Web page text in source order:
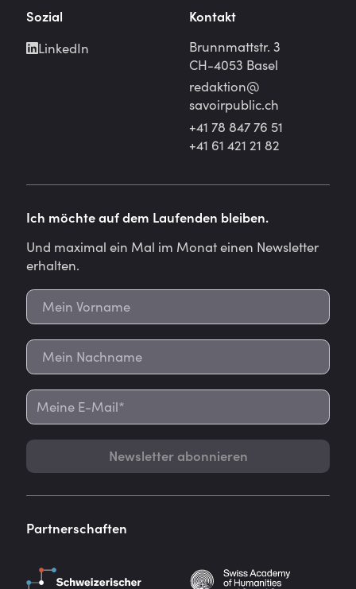
Sozial
LinkedIn
Kontakt
Brunnmattstr. 3
CH-4053 Basel
redaktion@
savoirpublic.ch
+41 78 847 76 51
+41 61 421 21 82
Ich möchte auf dem Laufenden bleiben.
Und maximal ein Mal im Monat einen Newsletter
erhalten.
Newsletter abonnieren
Partnerschaften